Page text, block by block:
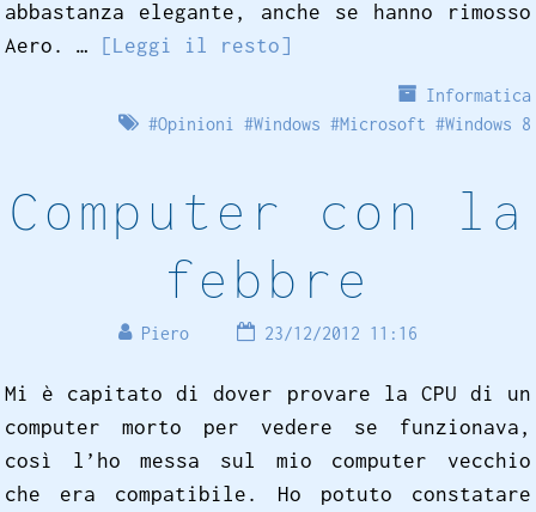
abbastanza elegante, anche se hanno rimosso
Aero. …
[Leggi il resto]
Informatica
#Opinioni #Windows #Microsoft #Windows 8
Computer con la
febbre
Piero 23/12/2012 11:16
Mi è capitato di dover provare la CPU di un
computer morto per vedere se funzionava,
così l’ho messa sul mio computer vecchio
che era compatibile. Ho potuto constatare